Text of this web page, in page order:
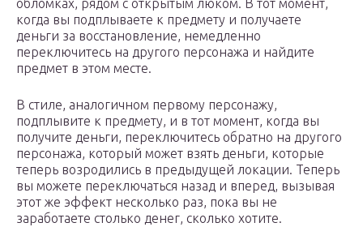
обломках, рядом с открытым люком. В тот момент,
когда вы подплываете к предмету и получаете
деньги за восстановление, немедленно
переключитесь на другого персонажа и найдите
предмет в этом месте.
В стиле, аналогичном первому персонажу,
подплывите к предмету, и в тот момент, когда вы
получите деньги, переключитесь обратно на другого
персонажа, который может взять деньги, которые
теперь возродились в предыдущей локации. Теперь
вы можете переключаться назад и вперед, вызывая
этот же эффект несколько раз, пока вы не
заработаете столько денег, сколько хотите.